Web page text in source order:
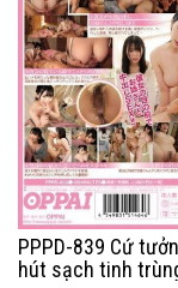
PPPD-839 Cứ
hút sạch tinh